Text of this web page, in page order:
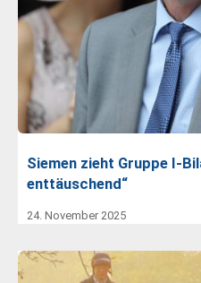
Siemen zieht Gruppe I-
enttäuschend“
24. November 2025